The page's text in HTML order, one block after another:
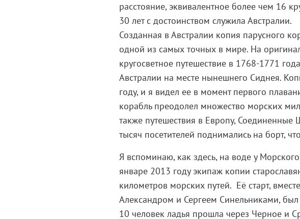
расстояние, эквивалентное более чем 16
30 лет с достоинством служила Австралии.
Созданная в Австралии копия парусного
одной из самых точных в мире. На
кругосветное путешествие в 1768-1771
Австралии на месте нынешнего Сиднея.
году, и я видел ее в момент первого
корабль преодолел множество морских
также путешествия в Европу,
тысяч посетителей поднимались на борт,
Я вспоминаю, как здесь, на воде у
январе 2013 году экипаж копии
километров морских путей. Её старт,
Александром и Сергеем Синельниками,
10 человек ладья прошла через Черное и